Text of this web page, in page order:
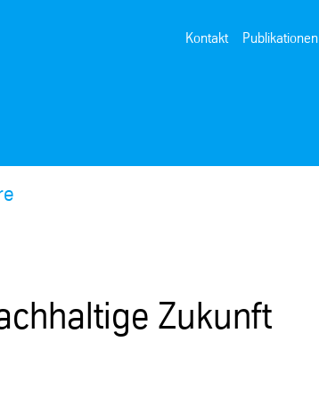
Kontakt Publikationen
Zukunft